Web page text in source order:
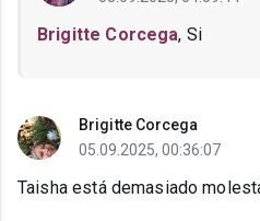
Brigitte Corcega, Si
Brigitte Corcega
05.09.2025, 00:36:07
Taisha está demasiado